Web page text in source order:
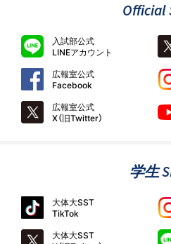
Official
入試部公式
LINEアカウント
広報室公式
Facebook
広報室公式
X（旧Twitter）
学生
大体大SST
TikTok
大体大SST